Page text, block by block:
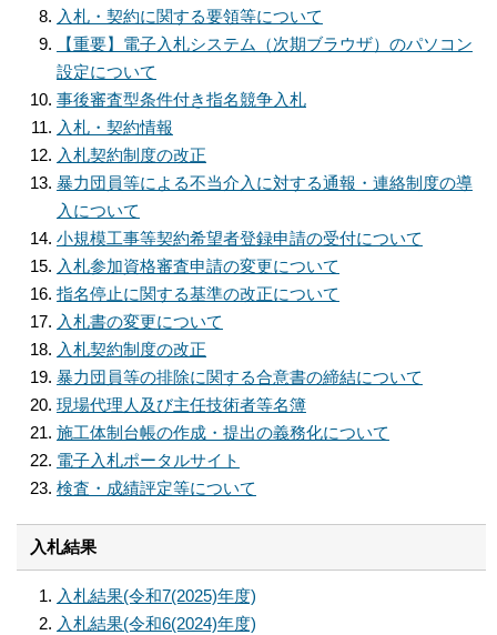
入札・契約に関する要領等について
【重要】電子入札システム（次期ブラウザ）のパソコン
設定について
事後審査型条件付き指名競争入札
入札・契約情報
入札契約制度の改正
暴力団員等による不当介入に対する通報・連絡制度の導
入について
小規模工事等契約希望者登録申請の受付について
入札参加資格審査申請の変更について
指名停止に関する基準の改正について
入札書の変更について
入札契約制度の改正
暴力団員等の排除に関する合意書の締結について
現場代理人及び主任技術者等名簿
施工体制台帳の作成・提出の義務化について
電子入札ポータルサイト
検査・成績評定等について
入札結果
入札結果(令和7(2025)年度)
入札結果(令和6(2024)年度)